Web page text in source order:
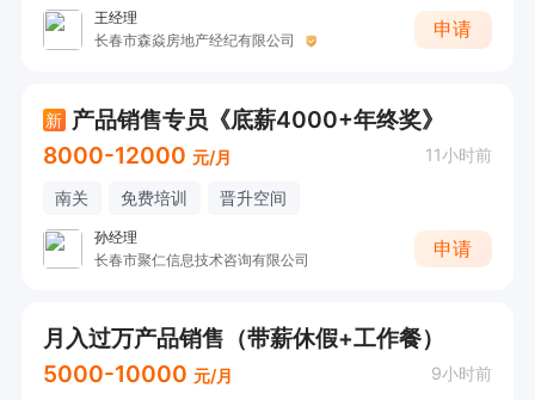
王经理
长春市森焱房地产经纪有限公司
申请
新 产品销售专员《底薪4000+年终奖》
8000-12000 元/月 11小时前
南关 免费培训 晋升空间
孙经理
长春市聚仁信息技术咨询有限公司
申请
月入过万产品销售（带薪休假+工作餐）
5000-10000 元/月 9小时前